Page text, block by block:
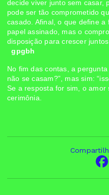
decide viver junto sem casar,
pode ser tão comprometido
casado. Afinal, o que define
papel assinado, mas o
disposição para crescer
gpgbh
No fim das contas, a
não se casam?”, mas sim:
Se a resposta for sim, o
cerimônia.